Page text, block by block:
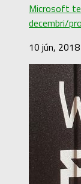
Microsoft
decembri/
10 jún, 2018